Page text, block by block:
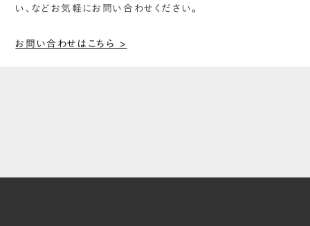
い、などお気軽にお問い合わせください。
お問い合わせはこちら >